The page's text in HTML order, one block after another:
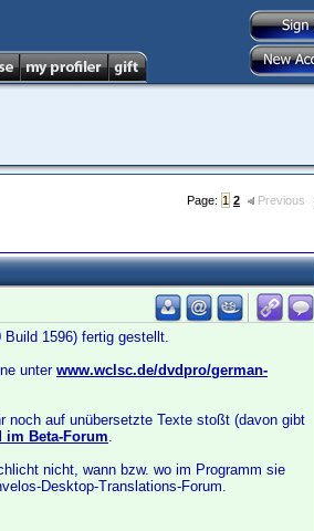
Page: 1 2 Previous
Build 1596) fertig gestellt.
unter www.wclsc.de/dvdpro/german-
noch auf unübersetzte Texte stoßt (davon gibt
im Beta-Forum.
nicht, wann bzw. wo im Programm sie
Desktop-Translations-Forum.